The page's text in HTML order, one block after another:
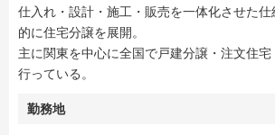
仕入れ・設計・施工・販売を一体化させた
的に住宅分譲を展開。
主に関東を中心に全国で戸建分譲・注文住
行っている。
勤務地